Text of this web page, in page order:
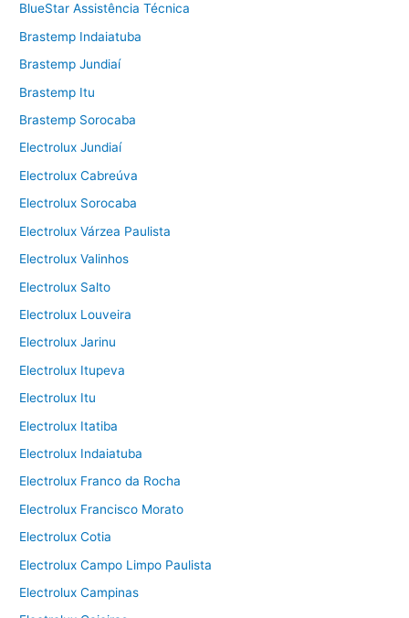
BlueStar Assistência Técnica
Brastemp Indaiatuba
Brastemp Jundiaí
Brastemp Itu
Brastemp Sorocaba
Electrolux Jundiaí
Electrolux Cabreúva
Electrolux Sorocaba
Electrolux Várzea Paulista
Electrolux Valinhos
Electrolux Salto
Electrolux Louveira
Electrolux Jarinu
Electrolux Itupeva
Electrolux Itu
Electrolux Itatiba
Electrolux Indaiatuba
Electrolux Franco da Rocha
Electrolux Francisco Morato
Electrolux Cotia
Electrolux Campo Limpo Paulista
Electrolux Campinas